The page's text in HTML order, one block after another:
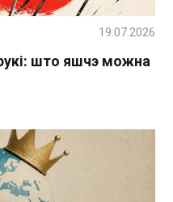
што яшчэ можна
19.07.2026